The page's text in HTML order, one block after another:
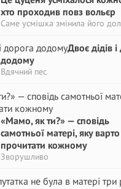
хто проходив повз вольєр
Саме усмішка змінила його
Двоє дідів
додому
Вдячний пес
«Мамо, як ти?» — сповідь
самотньої матері, яку варто
прочитати кожному
Зворушливо